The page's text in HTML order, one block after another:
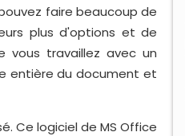
faire beaucoup de
plus d'options et de
vous travaillez avec un
entière du document et
Ce logiciel de MS Office